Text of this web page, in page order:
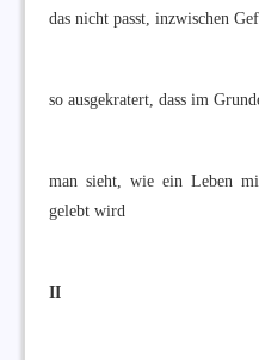
das nicht passt, inzwischen
so ausgekratert, dass im
man sieht, wie ein Leben
gelebt wird
II